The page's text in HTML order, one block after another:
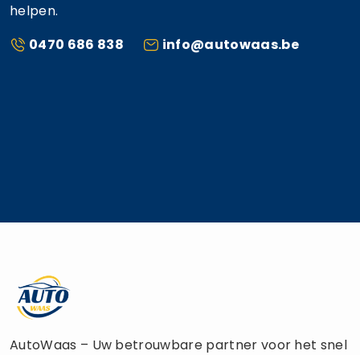
helpen.
0470 686 838
info@autowaas.be
AutoWaas – Uw betrouwbare partner voor het snel